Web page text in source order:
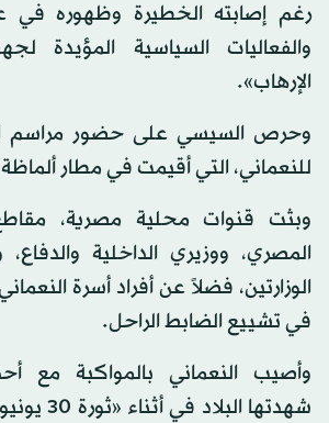
رغم إصابته الخطيرة وظهوره في
والفعاليات السياسية المؤيدة
الإرهاب».
وحرص السيسي على حضور مراسم
للنعماني، التي أقيمت في مطار
وبثت قنوات محلية مصرية،
المصري، ووزيري الداخلية
الوزارتين، فضلاً عن أفراد أسرة
في تشييع الضابط الراحل.
وأصيب النعماني بالمواكبة مع